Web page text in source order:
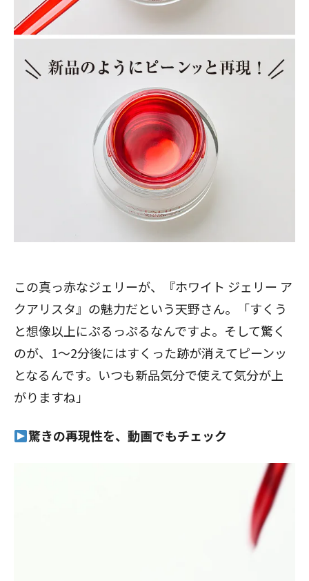
この真っ赤なジェリーが、『ホワイト ジェリー ア
クアリスタ』の魅力だという天野さん。「すくう
と想像以上にぷるっぷるなんですよ。そして驚く
のが、1〜2分後にはすくった跡が消えてピーンッ
となるんです。いつも新品気分で使えて気分が上
がりますね」
驚きの再現性を、動画でもチェック